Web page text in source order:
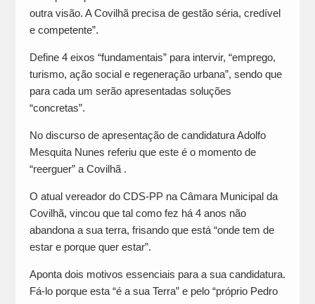
outra visão. A Covilhã precisa de gestão séria, credível
e competente”.
Define 4 eixos “fundamentais” para intervir, “emprego,
turismo, ação social e regeneração urbana”, sendo que
para cada um serão apresentadas soluções
“concretas”.
No discurso de apresentação de candidatura Adolfo
Mesquita Nunes referiu que este é o momento de
“reerguer” a Covilhã .
O atual vereador do CDS-PP na Câmara Municipal da
Covilhã, vincou que tal como fez há 4 anos não
abandona a sua terra, frisando que está “onde tem de
estar e porque quer estar”.
Aponta dois motivos essenciais para a sua candidatura.
Fá-lo porque esta “é a sua Terra” e pelo “próprio Pedro